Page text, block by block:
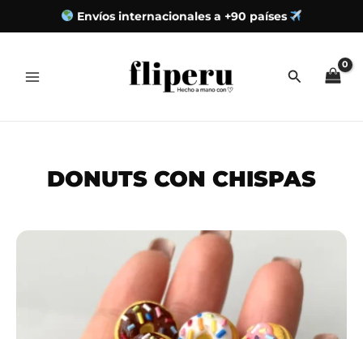
Envíos internacionales a +90 países
contenido
DONUTS CON CHISPAS